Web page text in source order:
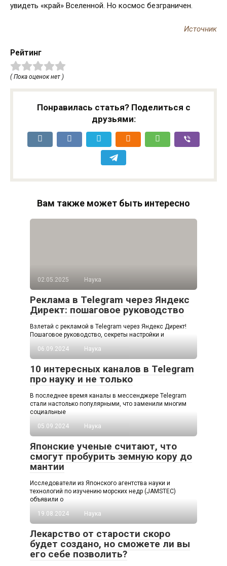
увидеть «край» Вселенной. Но космос безграничен.
Источник
Рейтинг
( Пока оценок нет )
Понравилась статья? Поделиться с
друзьями:
Вам также может быть интересно
02.05.2025 Наука
Реклама в Telegram через Яндекс
Директ: пошаговое руководство
Взлетай с рекламой в Telegram через Яндекс Директ!
Пошаговое руководство, секреты настройки и
06.09.2024
Наука
10 интересных каналов в Telegram
про науку и не только
В последнее время каналы в мессенджере Telegram
стали настолько популярными, что заменили многим
социальные
05.09.2024
Наука
Японские ученые считают, что
смогут пробурить земную кору до
мантии
Исследователи из Японского агентства науки и
технологий по изучению морских недр (JAMSTEC)
объявили о
19.08.2024
Наука
Лекарство от старости скоро
будет создано, но сможете ли вы
его себе позволить?